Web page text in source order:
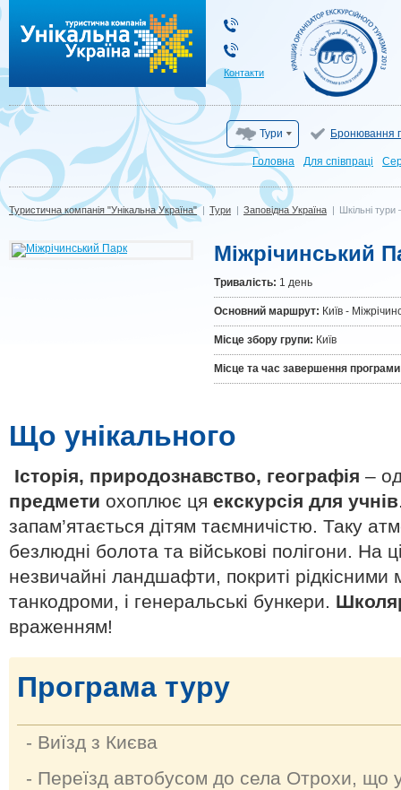
Контакти
Тури Бронювання
Головна Для cпівпраці
Туристична компанія "Унікальна Україна" | Тури | Заповідна Україна | Шкільні тури
Міжрічинський
Тривалiсть: 1 день
Основний маршрут: Київ -
Місце збору групи: Київ
Місце та час завершення
Що унікального
Історія, природознавство, географія –
предмети охоплює ця екскурсія для учнів
запам’ятається дітям таємничістю. Таку
безлюдні болота та військові полігони. На
незвичайні ландшафти, покриті рідкісними
танкодроми, і генеральські бункери.
враженням!
Програма туру
- Виїзд з Києва
- Переїзд автобусом до села Отрохи, що